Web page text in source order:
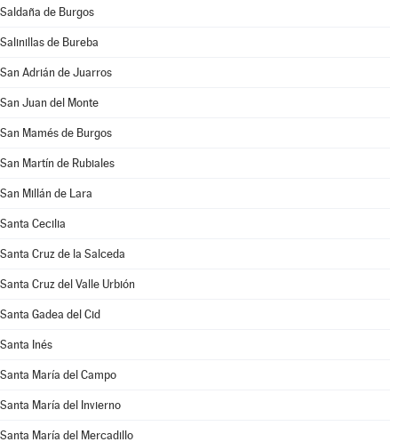
Saldaña de Burgos
Salinillas de Bureba
San Adrián de Juarros
San Juan del Monte
San Mamés de Burgos
San Martín de Rubiales
San Millán de Lara
Santa Cecilia
Santa Cruz de la Salceda
Santa Cruz del Valle Urbión
Santa Gadea del Cid
Santa Inés
Santa María del Campo
Santa María del Invierno
Santa María del Mercadillo